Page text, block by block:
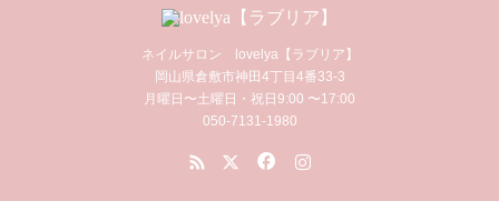
ネイルサロン lovelya【ラブリア】
岡山県倉敷市神田4丁目4番33-3
月曜日〜土曜日・祝日9:00 〜17:00
050-7131-1980